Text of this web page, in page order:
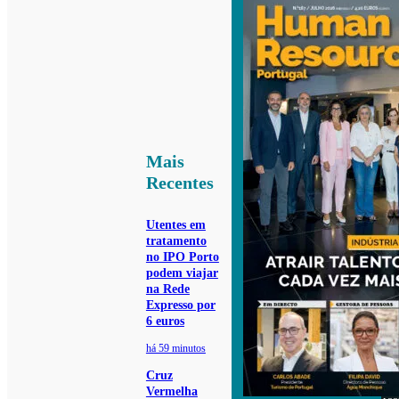
Mais
Recentes
Utentes em
tratamento
no IPO Porto
podem viajar
na Rede
Expresso por
6 euros
há 59 minutos
Cruz
Vermelha